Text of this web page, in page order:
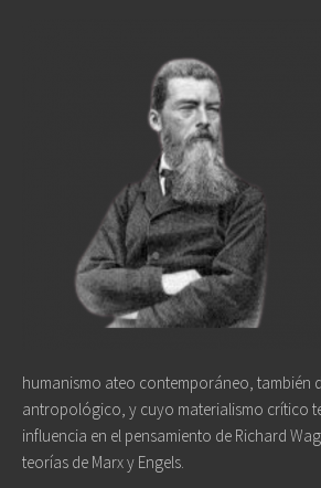
humanismo ateo contemporáneo, también
antropológico, y cuyo materialismo crítico
influencia en el pensamiento de Richard
teorías de Marx y Engels.